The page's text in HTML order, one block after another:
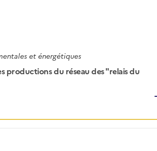
et énergétiques
productions du réseau des "relais du